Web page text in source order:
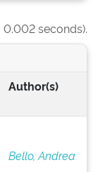
0.002 seconds).
Author(s)
Bello, Andrea